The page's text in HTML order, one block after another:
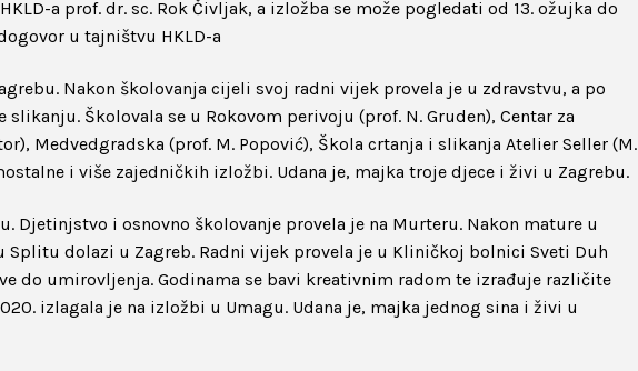
a prof. dr. sc. Rok Čivljak, a izložba se može pogledati od 13. ožujka do
u tajništvu HKLD-a
Nakon školovanja cijeli svoj radni vijek provela je u zdravstvu, a po
Školovala se u Rokovom perivoju (prof. N. Gruden), Centar za
Medvedgradska (prof. M. Popović), Škola crtanja i slikanja Atelier Seller (M.
i više zajedničkih izložbi. Udana je, majka troje djece i živi u Zagrebu.
Djetinjstvo i osnovno školovanje provela je na Murteru. Nakon mature u
Splitu dolazi u Zagreb. Radni vijek provela je u Kliničkoj bolnici Sveti Duh
do umirovljenja. Godinama se bavi kreativnim radom te izrađuje različite
izlagala je na izložbi u Umagu. Udana je, majka jednog sina i živi u